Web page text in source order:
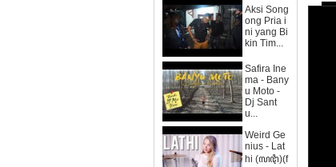
Aksi Song
ong Pria i
ni yang Bi
kin Tim...
Safira Ine
ma - Bany
u Moto -
Dj Sant
u...
Weird Ge
nius - Lat
hi (ꦭꦛꦶ)(f